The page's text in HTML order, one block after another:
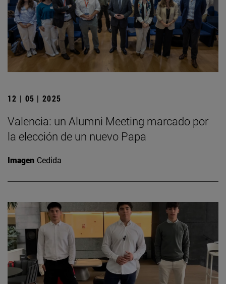
12 | 05 | 2025
Valencia: un Alumni Meeting marcado por
la elección de un nuevo Papa
Imagen Cedida